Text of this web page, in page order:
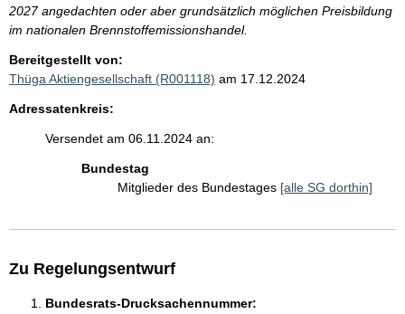
2027 angedachten oder aber grundsätzlich möglichen Preisbildung
im nationalen Brennstoffemissionshandel.
Bereitgestellt von:
Thüga Aktiengesellschaft (R001118) am 17.12.2024
Adressatenkreis:
Versendet am 06.11.2024 an:
Bundestag
Mitglieder des Bundestages [alle SG dorthin]
Zu Regelungsentwurf
Bundesrats-Drucksachennummer: